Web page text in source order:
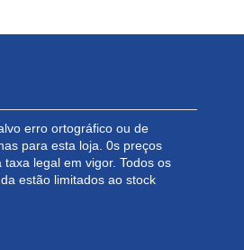
erro ortográfico ou de
para esta loja. 0s preços
legal em vigor. Todos os
estão limitados ao stock